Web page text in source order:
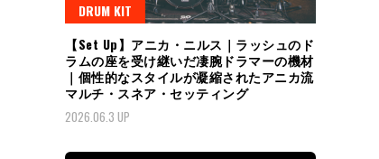
DRUM KIT
【Set Up】アニカ・ニルス｜ラッシュのド
ラムの座を受け継いだ凄腕ドラマーの機材
｜個性的なスタイルが凝縮されたアニカ流
マルチ・スネア・セッティング
2026.06.3 UP